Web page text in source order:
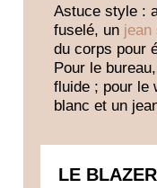
Astuce style :
fuselé, un jean
du corps pour
Pour le
fluide ; pour le
blanc et un
LE